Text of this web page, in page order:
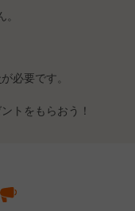
が必要です。
トをもらおう！